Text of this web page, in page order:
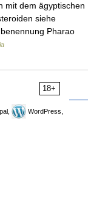
mit dem ägyptischen
siehe
Pharao
18+
WordPress,